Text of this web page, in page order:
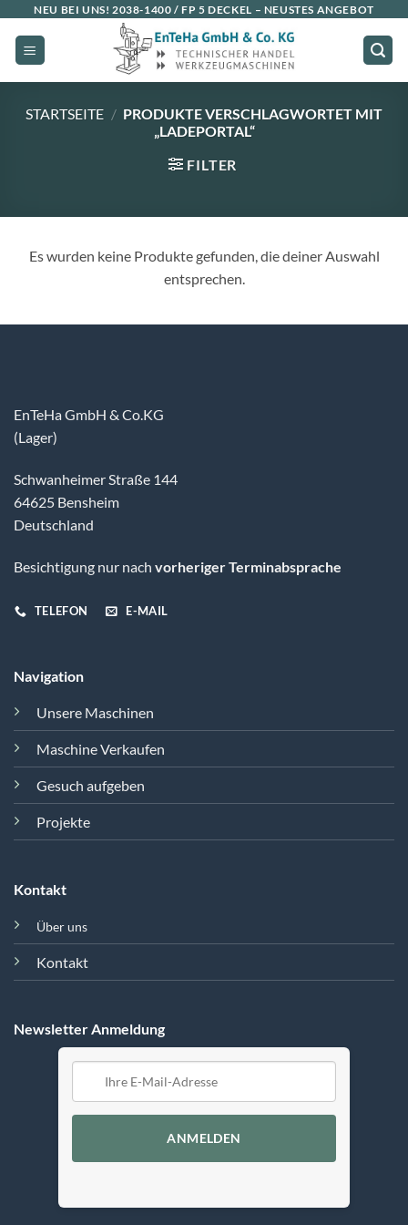
Inhalt
springen
NEU BEI UNS! 2038-1400 / FP 5 DECKEL – NEUSTES ANGEBOT
STARTSEITE / PRODUKTE VERSCHLAGWORTET MIT
„LADEPORTAL“
FILTER
Es wurden keine Produkte gefunden, die deiner Auswahl
entsprechen.
EnTeHa GmbH & Co.KG
(Lager)
Schwanheimer Straße 144
64625 Bensheim
Deutschland
Besichtigung nur nach vorheriger Terminabsprache
TELEFON E-MAIL
Navigation
Unsere Maschinen
Maschine Verkaufen
Gesuch aufgeben
Projekte
Kontakt
Über uns
Kontakt
Newsletter Anmeldung
ANMELDEN